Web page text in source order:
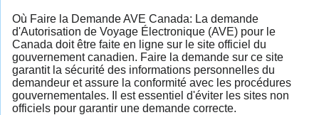
Où Faire la Demande AVE Canada: La demande
d'Autorisation de Voyage Électronique (AVE) pour le
Canada doit être faite en ligne sur le site officiel du
gouvernement canadien. Faire la demande sur ce site
garantit la sécurité des informations personnelles du
demandeur et assure la conformité avec les procédures
gouvernementales. Il est essentiel d'éviter les sites non
officiels pour garantir une demande correcte.